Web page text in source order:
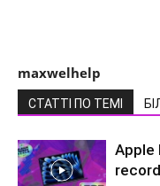
maxwelhelp
СТАТТІ ПО ТЕМІ
Apple